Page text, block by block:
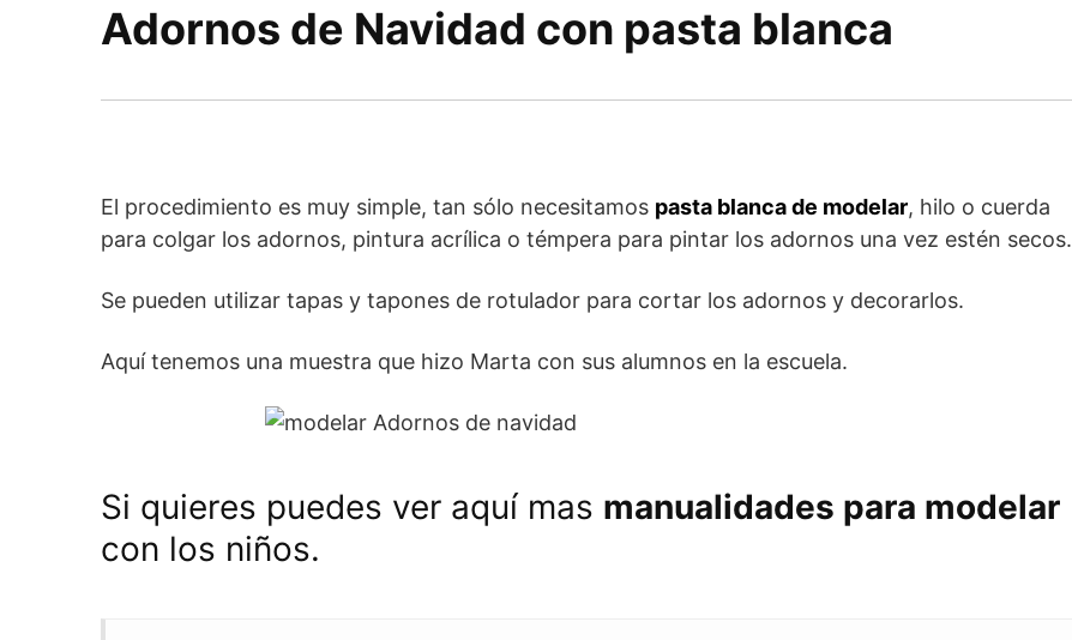
Adornos de Navidad con pasta blanca
El procedimiento es muy simple, tan sólo necesitamos pasta blanca de modelar, hilo o cuerda
para colgar los adornos, pintura acrílica o témpera para pintar los adornos una vez estén secos.
Se pueden utilizar tapas y tapones de rotulador para cortar los adornos y decorarlos.
Aquí tenemos una muestra que hizo Marta con sus alumnos en la escuela.
Si quieres puedes ver aquí mas manualidades para modelar
con los niños.